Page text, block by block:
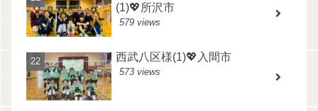
(1)💖所沢市
579 views
西武八区様(1)💖入間市
573 views